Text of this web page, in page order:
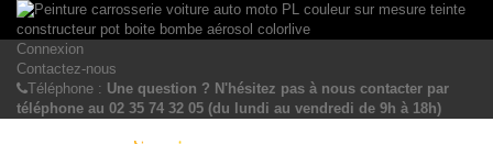
Connexion
Contactez-nous
Téléphone : Une question ? N'hésitez pas à nous contacter par
téléphone au 02 35 74 32 05 (du lundi au vendredi de 9h à 18h)